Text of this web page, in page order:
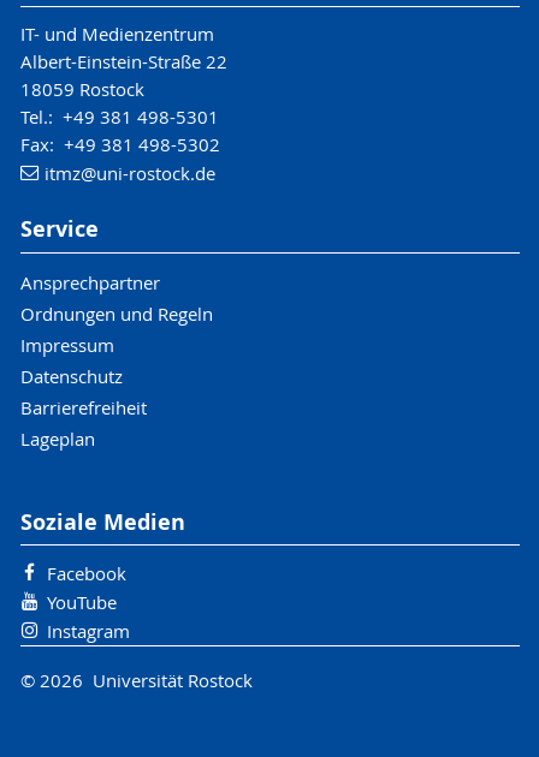
IT- und Medienzentrum
Albert-Einstein-Straße 22
18059 Rostock
Tel.: +49 381 498-5301
Fax: +49 381 498-5302
itmz@uni-rostock.de
Service
Ansprechpartner
Ordnungen und Regeln
Impressum
Datenschutz
Barrierefreiheit
Lageplan
Soziale Medien
Facebook
YouTube
Instagram
© 2026 Universität Rostock